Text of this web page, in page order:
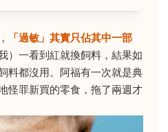
「過敏」其實只佔其中一部
）一看到紅就換飼料，結果如
料都沒用。阿福有一次就是典
怪罪新買的零食，拖了兩週才